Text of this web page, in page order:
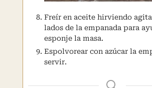
Freír en aceite hirviendo
lados de la empanada para
esponje la masa.
Espolvorear con azúcar la
servir.